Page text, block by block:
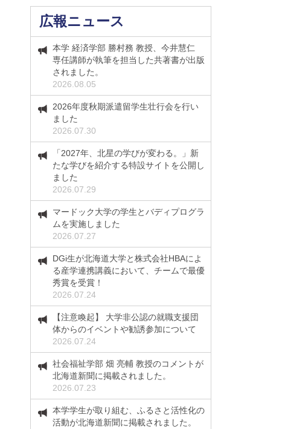
広報ニュース
本学 経済学部 勝村務 教授、今井慧仁
専任講師が執筆を担当した共著書が出版
されました。
2026.08.05
2026年度秋期派遣留学生壮行会を行い
ました
2026.07.30
「2027年、北星の学びが変わる。」新
たな学びを紹介する特設サイトを公開し
ました
2026.07.29
マードック大学の学生とバディプログラ
ムを実施しました
2026.07.27
DGi生が北海道大学と株式会社HBAによ
る産学連携講義において、チームで最優
秀賞を受賞！
2026.07.24
【注意喚起】 大学非公認の就職支援団
体からのイベントや勧誘参加について
2026.07.24
社会福祉学部 畑 亮輔 教授のコメントが
北海道新聞に掲載されました。
2026.07.23
本学学生が取り組む、ふるさと活性化の
活動が北海道新聞に掲載されました。